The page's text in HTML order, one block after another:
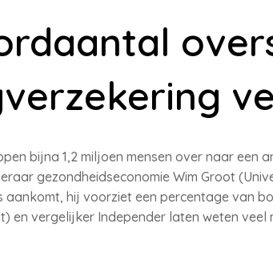
bijna 1,2 miljoen mensen over naar een
gezondheidseconomie Wim Groot
hij voorziet een percentage van
en vergelijker Independer laten weten